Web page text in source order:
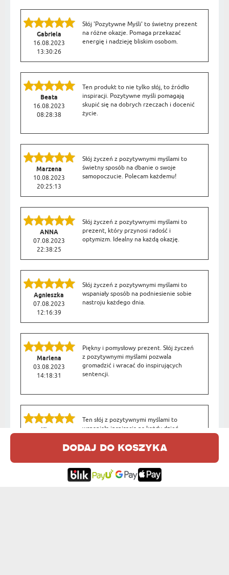
dodaj do koszyka
Gabriela
16.08.2023
13:30:26
Słój 'Pozytywne Myśli' to świetny prezent
na różne okazje. Pomaga przekazać
energię i nadzieję bliskim osobom.
Beata
16.08.2023
08:28:38
Ten produkt to nie tylko słój, to źródło
inspiracji. Pozytywne myśli pomagają
skupić się na dobrych rzeczach i docenić
życie.
Marzena
10.08.2023
20:25:13
Słój życzeń z pozytywnymi myślami to
świetny sposób na dbanie o swoje
samopoczucie. Polecam każdemu!
ANNA
07.08.2023
22:38:25
Słój życzeń z pozytywnymi myślami to
prezent, który przynosi radość i
optymizm. Idealny na każdą okazję.
Agnieszka
07.08.2023
12:16:39
Słój życzeń z pozytywnymi myślami to
wspaniały sposób na podniesienie sobie
nastroju każdego dnia.
Marlena
03.08.2023
14:18:31
Piękny i pomysłowy prezent. Słój życzeń
z pozytywnymi myślami pozwala
gromadzić i wracać do inspirujących
sentencji.
Kinga
Ten słój z pozytywnymi myślami to
wspaniała inspiracja na każdy dzień.
pozytywnej energii.
OPINIE DLA INNYCH PRODUKÓW Z TEJ KATEGORII: